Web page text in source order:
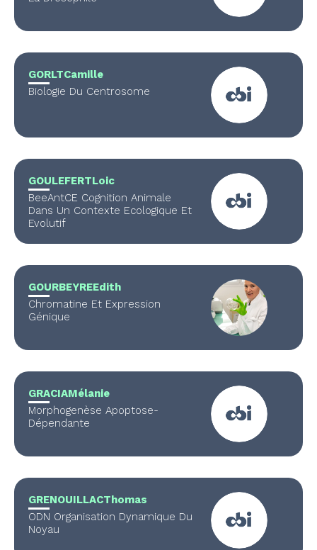
GORLTCamille
Biologie Du Centrosome
GOULEFERTLoic
BeeAntCE Cognition Animale
Dans Un Contexte Ecologique Et
Evolutif
GOURBEYREEdith
Chromatine Et Expression
Génique
GRACIAMélanie
Morphogenèse Apoptose-
Dépendante
GRENOUILLACThomas
ODN Organisation Dynamique Du
Noyau